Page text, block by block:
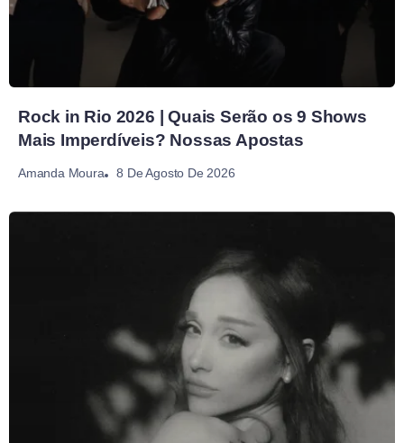
Rock in Rio 2026 | Quais Serão os 9 Shows
Mais Imperdíveis? Nossas Apostas
Amanda Moura 8 De Agosto De 2026